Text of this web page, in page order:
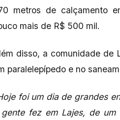
metros de calçamento
mais de R$ 500 mil.
disso, a comunidade de
paralelepípedo e no
foi um dia de grandes
fez em Lajes, de um